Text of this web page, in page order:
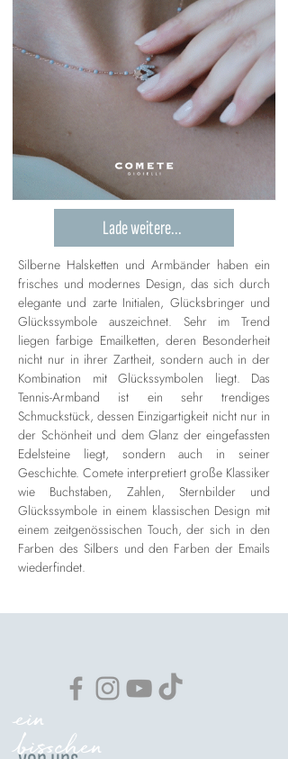
Lade weitere...
Silberne Halsketten und Armbänder haben ein
frisches und modernes Design, das sich durch
elegante und zarte Initialen, Glücksbringer und
Glückssymbole auszeichnet. Sehr im Trend
liegen farbige Emailketten, deren Besonderheit
nicht nur in ihrer Zartheit, sondern auch in der
Kombination mit Glückssymbolen liegt. Das
Tennis-Armband ist ein sehr trendiges
Schmuckstück, dessen Einzigartigkeit nicht nur in
der Schönheit und dem Glanz der eingefassten
Edelsteine liegt, sondern auch in seiner
Geschichte. Comete interpretiert große Klassiker
wie Buchstaben, Zahlen, Sternbilder und
Glückssymbole in einem klassischen Design mit
einem zeitgenössischen Touch, der sich in den
Farben des Silbers und den Farben der Emails
wiederfindet.
ein
bisschen